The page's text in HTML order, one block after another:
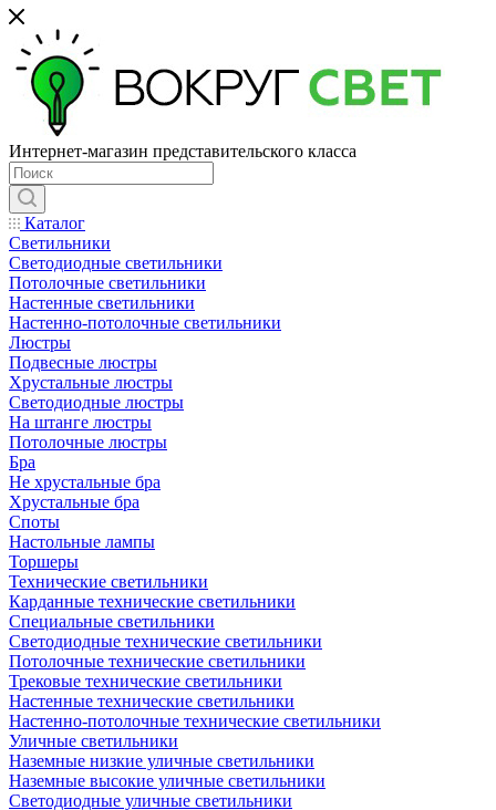
Интернет-магазин представительского класса
Каталог
Светильники
Светодиодные светильники
Потолочные светильники
Настенные светильники
Настенно-потолочные светильники
Люстры
Подвесные люстры
Хрустальные люстры
Светодиодные люстры
На штанге люстры
Потолочные люстры
Бра
Не хрустальные бра
Хрустальные бра
Споты
Настольные лампы
Торшеры
Технические светильники
Карданные технические светильники
Специальные светильники
Светодиодные технические светильники
Потолочные технические светильники
Трековые технические светильники
Настенные технические светильники
Настенно-потолочные технические светильники
Уличные светильники
Наземные низкие уличные светильники
Наземные высокие уличные светильники
Светодиодные уличные светильники